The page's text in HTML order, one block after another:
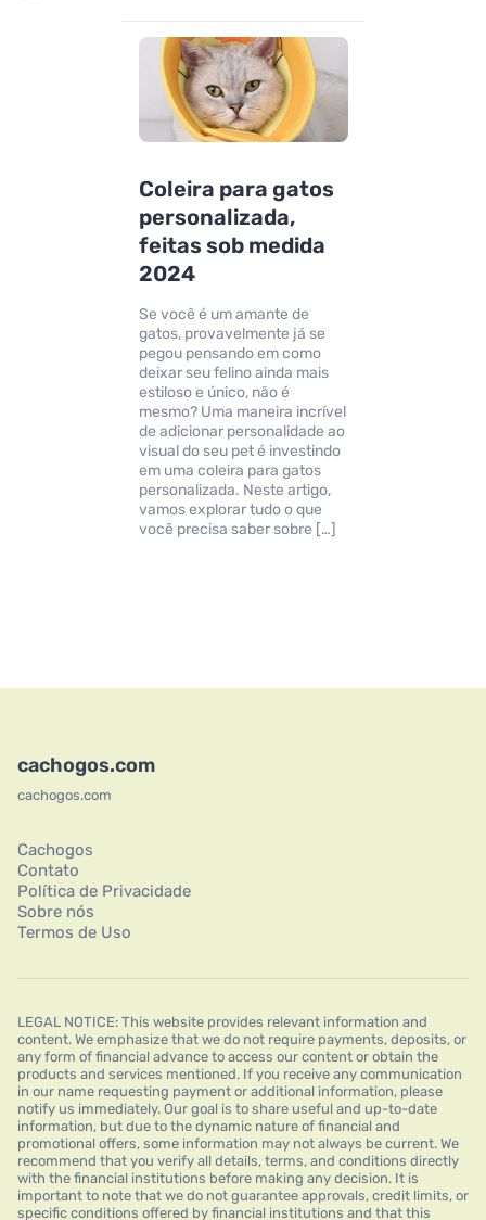
Coleira para gatos
personalizada,
feitas sob medida
2024
Se você é um amante de
gatos, provavelmente já se
pegou pensando em como
deixar seu felino ainda mais
estiloso e único, não é
mesmo? Uma maneira incrível
de adicionar personalidade ao
visual do seu pet é investindo
em uma coleira para gatos
personalizada. Neste artigo,
vamos explorar tudo o que
você precisa saber sobre […]
cachogos.com
cachogos.com
Cachogos
Contato
Política de Privacidade
Sobre nós
Termos de Uso
LEGAL NOTICE: This website provides relevant information and
content. We emphasize that we do not require payments, deposits, or
any form of financial advance to access our content or obtain the
products and services mentioned. If you receive any communication
in our name requesting payment or additional information, please
notify us immediately. Our goal is to share useful and up-to-date
information, but due to the dynamic nature of financial and
promotional offers, some information may not always be current. We
recommend that you verify all details, terms, and conditions directly
with the financial institutions before making any decision. It is
important to note that we do not guarantee approvals, credit limits, or
specific conditions offered by financial institutions and that this